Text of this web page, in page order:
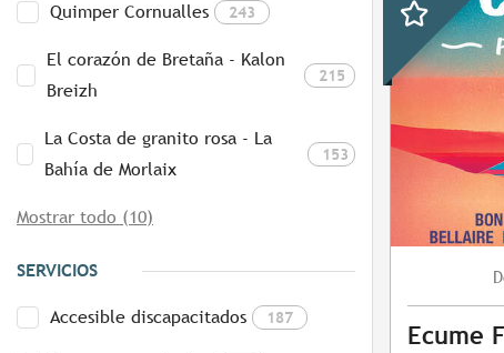
Quimper Cornualles 243
El corazón de Bretaña - Kalon
Breizh
215
La Costa de granito rosa - La
Bahía de Morlaix
153
Mostrar todo (10)
SERVICIOS
Accesible discapacitados 187
Ecume